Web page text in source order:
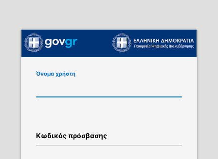
Όνομα χρήστη
Κωδικός πρόσβασης